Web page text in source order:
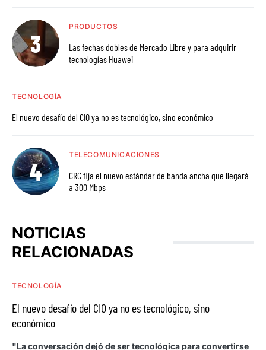
PRODUCTOS
Las fechas dobles de Mercado Libre y para adquirir
tecnologías Huawei
TECNOLOGÍA
El nuevo desafío del CIO ya no es tecnológico, sino económico
TELECOMUNICACIONES
CRC fija el nuevo estándar de banda ancha que llegará
a 300 Mbps
NOTICIAS
RELACIONADAS
TECNOLOGÍA
El nuevo desafío del CIO ya no es tecnológico, sino
económico
"La conversación dejó de ser tecnológica para convertirse